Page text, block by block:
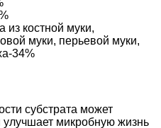
из костной муки,
муки, перьевой муки,
34%
субстрата может
микробную жизнь